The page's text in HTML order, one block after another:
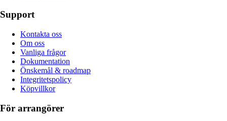
Support
Kontakta oss
Om oss
Vanliga frågor
Dokumentation
Önskemål & roadmap
Integritetspolicy
Köpvillkor
För arrangörer